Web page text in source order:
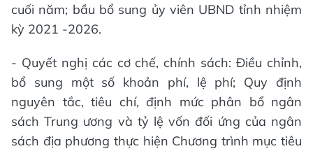
cuối năm; bầu bổ sung ủy viên UBND tỉnh nhiệm
kỳ 2021 -2026.
- Quyết nghị các cơ chế, chính sách: Điều chỉnh,
bổ sung một số khoản phí, lệ phí; Quy định
nguyên tắc, tiêu chí, định mức phân bổ ngân
sách Trung ương và tỷ lệ vốn đối ứng của ngân
sách địa phương thực hiện Chương trình mục tiêu